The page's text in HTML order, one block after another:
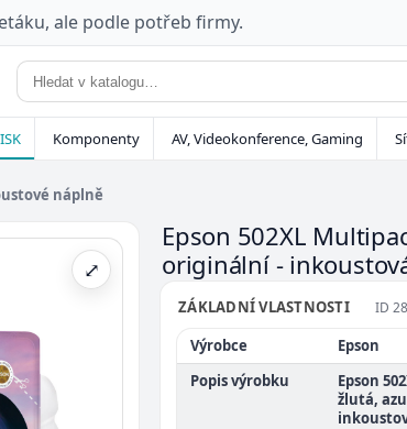
ale podle potřeb firmy.
Komponenty AV, Videokonference, Gaming
náplně
⤢
Epson 502XL
originální -
ZÁKLADNÍ VLASTNOSTI ID
Výrobce
Epson
Popis výrobku
Epson
žlutá,